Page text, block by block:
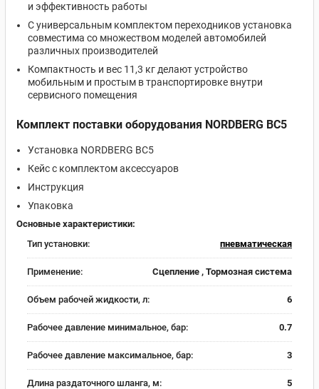
и эффективность работы
С универсальным комплектом переходников установка
совместима со множеством моделей автомобилей
различных производителей
Компактность и вес 11,3 кг делают устройство
мобильным и простым в транспортировке внутри
сервисного помещения
Комплект поставки оборудования NORDBERG BC5
Установка NORDBERG BC5
Кейс с комплектом аксессуаров
Инструкция
Упаковка
Основные характеристики:
Тип установки:
пневматическая
Применение: Сцепление , Тормозная система
Объем рабочей жидкости, л: 6
Рабочее давление минимальное, бар: 0.7
Рабочее давление максимальное, бар: 3
Длина раздаточного шланга, м: 5